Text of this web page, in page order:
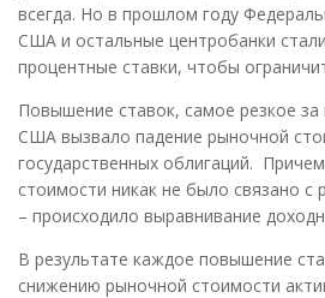
всегда. Но в прошлом году
США и остальные центробанки
процентные ставки, чтобы
Повышение ставок, самое резкое за
США вызвало падение рыночной
государственных облигаций.
стоимости никак не было связано с
– происходило выравнивание
В результате каждое повышение
снижению рыночной стоимости